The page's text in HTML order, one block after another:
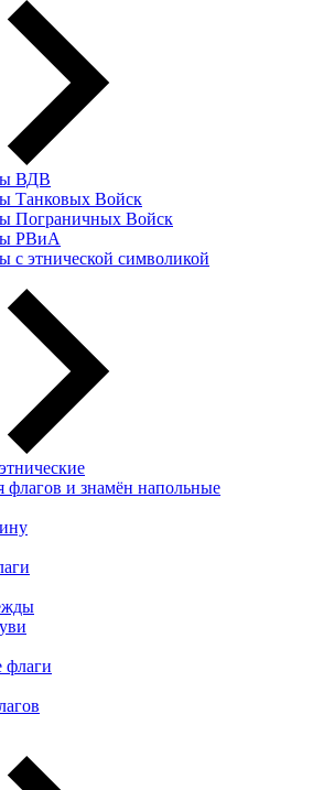
ВДВ
Танковых Войск
Пограничных Войск
РВиА
с этнической символикой
флагов и знамён напольные
флаги